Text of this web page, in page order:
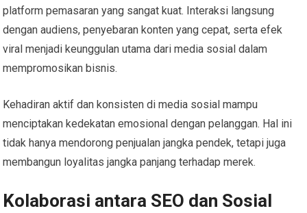
platform pemasaran yang sangat kuat. Interaksi langsung
dengan audiens, penyebaran konten yang cepat, serta efek
viral menjadi keunggulan utama dari media sosial dalam
mempromosikan bisnis.
Kehadiran aktif dan konsisten di media sosial mampu
menciptakan kedekatan emosional dengan pelanggan. Hal ini
tidak hanya mendorong penjualan jangka pendek, tetapi juga
membangun loyalitas jangka panjang terhadap merek.
Kolaborasi antara SEO dan Sosial